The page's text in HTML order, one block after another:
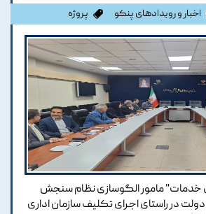
اخبار و رویدادهای پنکو پروژه
مامور الگوسازی نظام سنجش
در راستای اجرای تکلیف سازمان اداری